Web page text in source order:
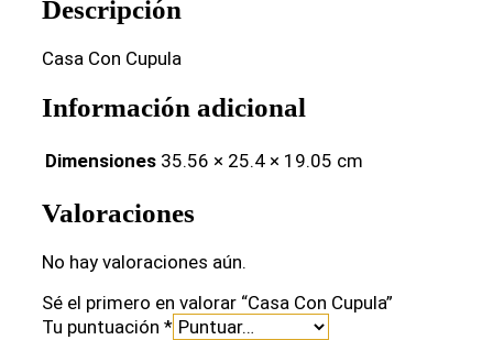
Descripción
Casa Con Cupula
Información adicional
Dimensiones 35.56 × 25.4 × 19.05 cm
Valoraciones
No hay valoraciones aún.
Sé el primero en valorar “Casa Con Cupula”
Tu puntuación *